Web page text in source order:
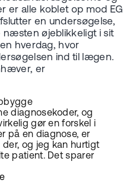
er alle koblet op mod EG
en undersøgelse,
næsten øjeblikkeligt i sit
hverdag, hvor
ind til lægen.
er
diagnosekoder, og
gør en forskel i
på en diagnose, er
og jeg kan hurtigt
patient. Det sparer